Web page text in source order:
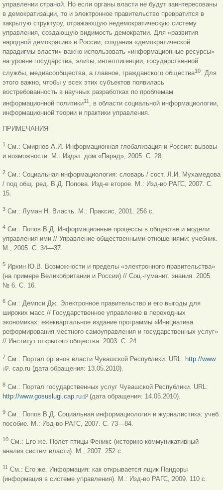
управлении страной. Но если органы власти не будут заинтересованы
в демократизации, то и электронное правительство превратится в
закрытую структуру, отражающую недемократическую систему
управления, создающую видимость демократии. Для «развития
народной демократии» в России, создания «демократической
парадигмы власти» важно использовать «информационные ресурсы»
на уровне государства, элиты, интеллигенции, государственной
службы, медиасообщества, а главное, гражданского общества10
. Для
этого важно, чтобы у всех этих субъектов появилась
востребованность в научных разработках по проблемам
информационной политики11 , в области социальной информациологии,
информационной теории и практики управления.
ПРИМЕЧАНИЯ
1 См.: Смирнов А.И. Информационная глобализация и Россия: вызовы
и возможности. М.: Издат. дом «Парад», 2005. С. 28.
2 См.: Социальная информациология: словарь / сост. Л.И. Мухамедова
/ под общ. ред. В.Д. Попова. Изд-е второе. М.: Изд-во РАГС, 2007. С.
15.
3 См.: Луман Н. Власть. М.: Праксис, 2001. 256 с.
4 См.: Попов В.Д. Информационные процессы в обществе и модели
управления ими // Управление общественными отношениями: учебник.
М., 2005. С. 34—37.
5 Ирхин Ю.В. Возможности и пределы «электронного правительства»
(на примере Великобритании и России) // Соц.-гуманит. знания. 2005.
№ 6. С. 16.
6 См.: Демпси Дж. Электронное правительство и его выгоды для
широких масс // Государственное управление в переходных
экономиках: ежеквартальное издание программы «Инициатива
реформирования местного самоуправления и государственных услуг»
// Институт открытого общества. 2003. С. 24.
7 См.: Портал органов власти Чувашской Республики. URL: http://www
(внешняя ссылка)
. cap.ru (дата обращения: 13.05.2010).
8 См.: Портал государственных услуг Чувашской Республики. URL:
http://www.gosuslugi.cap.ru(внешняя ссылка)
(дата обращения: 14.05.2010).
9 См.: Попов В.Д. Социальная информациология и журналистика: учеб.
пособие. М.: Изд-во РАГС, 2007. С. 73—84.
10 См.: Его же. Полет птицы Феникс (историко-коммуникативный
анализ систем власти). М., 2007. 252 с.
11 См.: Его же. Информация: как открывается ящик Пандоры
(информация в системе управления). М.: Изд-во РАГС, 2009. 110 с.